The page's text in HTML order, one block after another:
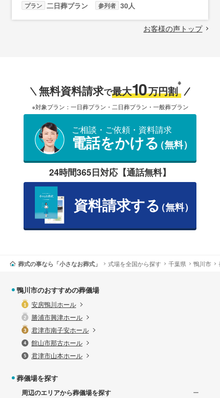
プラン 二日葬プラン 参列者 30人
お客様の声トップ
無料資料請求で最大10万円割
※
※対象プラン：一日葬プラン・二日葬プラン・一般葬プラン
ご相談・ご依頼・資料請求
電話をかける（無料）
24時間365日対応【通話無料】
資料請求する（無料）
葬式の事なら「小さなお葬式」 式場を全国から探す 千葉県 鴨川市
鴨川市のおすすめの葬儀場
安房鴨川ホール
勝浦市興津ホール
君津市南子安ホール
館山市那古ホール
君津市山本ホール
葬儀場を探す
周辺のエリアから葬儀場を探す